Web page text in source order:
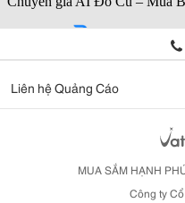
Liên hệ Quảng Cáo
MUA SẮM HẠNH
Công ty